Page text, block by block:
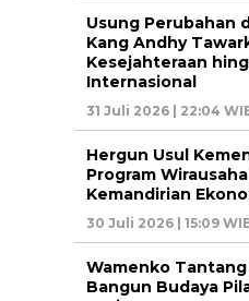
Usung Perubahan
Kang Andhy
Kesejahteraan
Internasional
31 Juli 2026 | 22:04
Hergun Usul
Program
Kemandirian
30 Juli 2026 | 15:09
Wamenko
Bangun Budaya